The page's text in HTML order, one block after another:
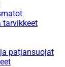
tarvikkeet
patjansuojat